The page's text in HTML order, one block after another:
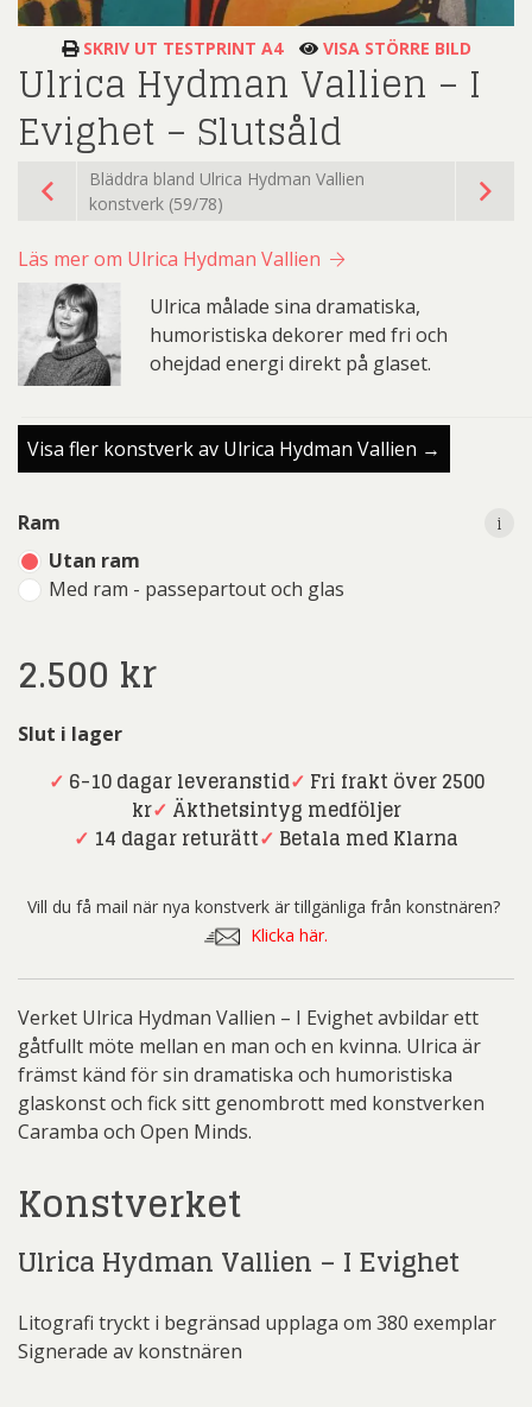
SKRIV UT TESTPRINT A4 VISA STÖRRE BILD
Ulrica Hydman Vallien – I
Evighet – Slutsåld
Bläddra bland Ulrica Hydman Vallien
konstverk (59/78)
Läs mer om Ulrica Hydman Vallien
Ulrica målade sina dramatiska,
humoristiska dekorer med fri och
ohejdad energi direkt på glaset.
Visa fler konstverk av Ulrica Hydman Vallien →
Ram
Utan ram
Med ram - passepartout och glas
i
2.500 kr
Slut i lager
✓ 6-10 dagar leveranstid✓ Fri frakt över 2500
kr✓ Äkthetsintyg medföljer
✓ 14 dagar returätt✓ Betala med Klarna
Vill du få mail när nya konstverk är tillgänliga från konstnären?
Klicka här.
Verket Ulrica Hydman Vallien – I Evighet avbildar ett
gåtfullt möte mellan en man och en kvinna. Ulrica är
främst känd för sin dramatiska och humoristiska
glaskonst och fick sitt genombrott med konstverken
Caramba och Open Minds.
Konstverket
Ulrica Hydman Vallien – I Evighet
Litografi tryckt i begränsad upplaga om 380 exemplar
Signerade av konstnären